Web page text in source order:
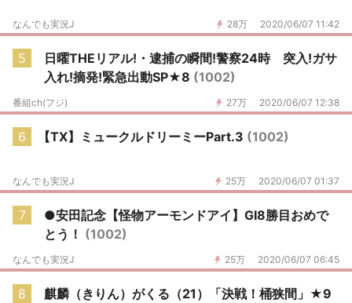
28万 2020/06/07 11:42
なんでも実況J
5
日曜THEリアル!・逮捕の瞬間!警察24時 突入!ガサ
入れ!摘発!緊急出動SP★8 (1002)
27万 2020/06/07 12:38
番組ch(フジ)
6 【TX】ミュークルドリーミーPart.3 (1002)
25万 2020/06/07 01:37
なんでも実況J
7
●安田記念【怪物アーモンドアイ】GI8勝目おめで
とう！ (1002)
25万 2020/06/07 06:45
なんでも実況J
8
麒麟（きりん）がくる（21）「決戦！桶狭間」★9